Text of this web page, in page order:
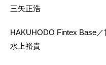
三矢正浩
HAKUHODO Fintex Base
水上裕貴